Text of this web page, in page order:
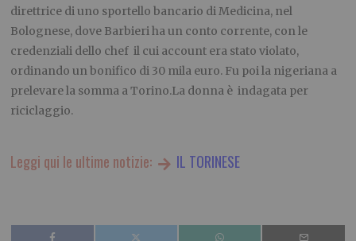
direttrice di uno sportello bancario di Medicina, nel
Bolognese, dove Barbieri ha un conto corrente, con le
credenziali dello chef il cui account era stato violato,
ordinando un bonifico di 30 mila euro. Fu poi la nigeriana a
prelevare la somma a Torino.La donna è indagata per
riciclaggio.
Leggi qui le ultime notizie: IL TORINESE